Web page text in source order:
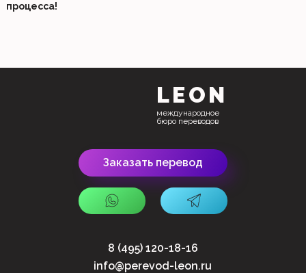
процесса!
LEON
международное
бюро переводов
Заказать перевод
8 (495) 120-18-16
info@perevod-leon.ru